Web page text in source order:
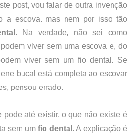
post, vou falar de outra invenção
a escova, mas nem por isso tão
. Na verdade, não sei como
viver sem uma escova e, do
viver sem um fio dental. Se
bucal está completa ao escovar
pensou errado.
pode até existir, o que não existe é
sem um fio dental . A explicação é